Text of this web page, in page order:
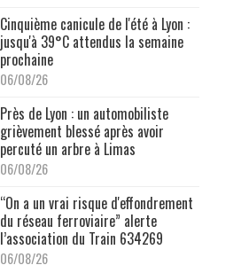
Cinquième canicule de l'été à Lyon :
jusqu'à 39°C attendus la semaine
prochaine
06/08/26
Près de Lyon : un automobiliste
grièvement blessé après avoir
percuté un arbre à Limas
06/08/26
“On a un vrai risque d'effondrement
du réseau ferroviaire” alerte
l’association du Train 634269
06/08/26